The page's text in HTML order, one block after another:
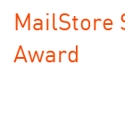
MailStore
Award